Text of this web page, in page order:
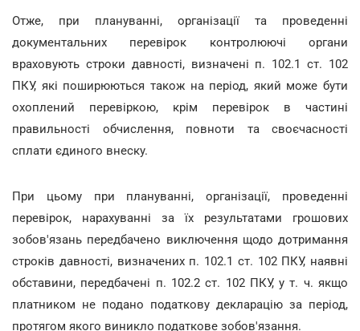
Отже, при плануванні, організації та проведенні
документальних перевірок контролюючі органи
враховують строки давності, визначені п. 102.1 ст. 102
ПКУ, які поширюються також на період, який може бути
охоплений перевіркою, крім перевірок в частині
правильності обчислення, повноти та своєчасності
сплати єдиного внеску.
При цьому при плануванні, організації, проведенні
перевірок, нарахуванні за їх результатами грошових
зобов'язань передбачено виключення щодо дотримання
строків давності, визначених п. 102.1 ст. 102 ПКУ, наявні
обставини, передбачені п. 102.2 ст. 102 ПКУ, у т. ч. якщо
платником не подано податкову декларацію за період,
протягом якого виникло податкове зобов'язання.